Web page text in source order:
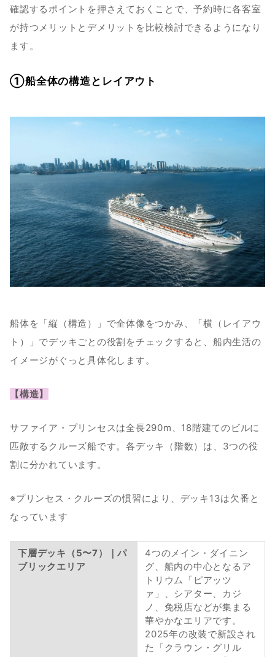
確認するポイントを押さえておくことで、予約時に各客室
が持つメリットとデメリットを比較検討できるようになり
ます。
①船全体の構造とレイアウト
船体を「縦（構造）」で全体像をつかみ、「横（レイアウ
ト）」でデッキごとの役割をチェックすると、船内生活の
イメージがぐっと具体化します。
【構造】
サファイア・プリンセスは全長290m、18階建てのビルに
匹敵するクルーズ船です。各デッキ（階数）は、3つの役
割に分かれています。
※プリンセス・クルーズの慣習により、デッキ13は欠番と
なっています
下層デッキ（5〜7）｜パ
ブリックエリア
4つのメイン・ダイニン
グ、船内の中心となるア
トリウム「ピアッツ
ァ」、シアター、カジ
ノ、免税店などが集まる
華やかなエリアです。
2025年の改装で新設され
た「クラウン・グリル